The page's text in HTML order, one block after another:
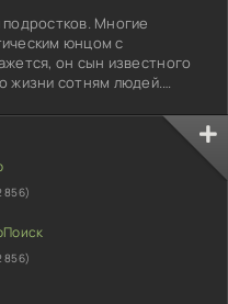
Многие
юнцом с
он сын известного
жизни сотням людей.
Страшно, но он
могущественная сила:
потенциал стать
– неуязвимость. С
856)
856)